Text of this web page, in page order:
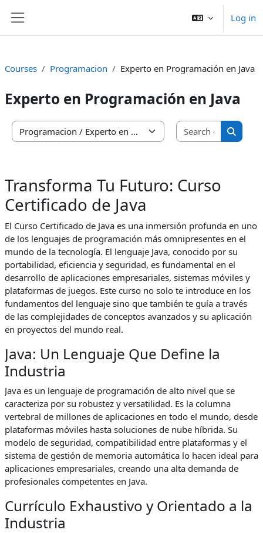
Log in
Courses Programacion Experto en Programación en Java
Experto en Programación en Java
Course categories
Search
Search
Transforma Tu Futuro: Curso
Certificado de Java
El Curso Certificado de Java es una inmersión profunda en uno
de los lenguajes de programación más omnipresentes en el
mundo de la tecnología. El lenguaje Java, conocido por su
portabilidad, eficiencia y seguridad, es fundamental en el
desarrollo de aplicaciones empresariales, sistemas móviles y
plataformas de juegos. Este curso no solo te introduce en los
fundamentos del lenguaje sino que también te guía a través
de las complejidades de conceptos avanzados y su aplicación
en proyectos del mundo real.
Java: Un Lenguaje Que Define la
Industria
Java es un lenguaje de programación de alto nivel que se
caracteriza por su robustez y versatilidad. Es la columna
vertebral de millones de aplicaciones en todo el mundo, desde
plataformas móviles hasta soluciones de nube híbrida. Su
modelo de seguridad, compatibilidad entre plataformas y el
sistema de gestión de memoria automática lo hacen ideal para
aplicaciones empresariales, creando una alta demanda de
profesionales competentes en Java.
Currículo Exhaustivo y Orientado a la
Industria